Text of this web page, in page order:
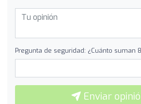
Pregunta de seguridad: ¿Cuánto suman
Enviar